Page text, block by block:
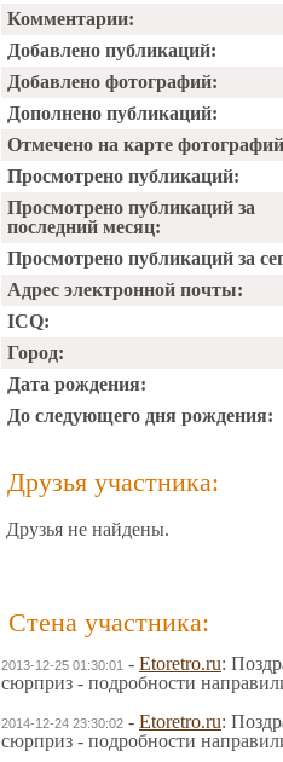
Комментарии:
Добавлено публикаций:
Добавлено фотографий:
Дополнено публикаций:
Отмечено на карте
Просмотрено публикаций:
Просмотрено публикаций за
последний месяц:
Просмотрено публикаций за
Адрес электронной почты:
ICQ:
Город:
Дата рождения:
До следующего дня рождения:
Друзья участника:
Друзья не найдены.
Стена участника:
2013-12-25 01:30:01 - Etoretro.ru:
сюрприз - подробности
2014-12-24 23:30:02 - Etoretro.ru:
сюрприз - подробности